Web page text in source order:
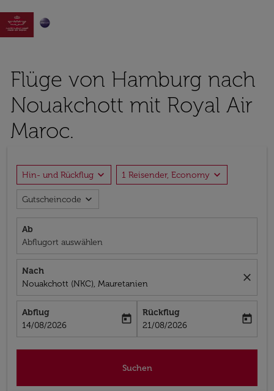

Flüge von Hamburg nach
Nouakchott mit Royal Air
Maroc.
Hin- und Rückflug expand_more 1 Reisender, Economy expand_more
Gutscheincode expand_more
Ab
Abflugort auswählen
Nach
Nouakchott (NKC), Mauretanien
close
Abflug
fc-booking-departure-date-aria-label
14/08/2026
today
Rückflug
fc-booking-return-date-aria-label
21/08/2026
today
Suchen